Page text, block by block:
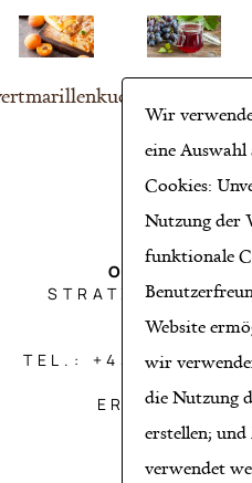
OBST
STRATZDORFER
THEISS
TEL.: +43 2735/
Wir
eine Auswahl
Cookies:
Nutzung der
funktionale
Website
wir
die Nutzung
erstellen;
verwendet